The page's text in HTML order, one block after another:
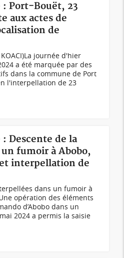
Port-Bouët, 23
aux actes de
de
journée d'hier
a été marquée par des
dans la commune de Port
l'interpellation de 23
Descente de la
fumoir à Abobo,
interpellation de
dans un fumoir à
opération des éléments
d’Abobo dans un
2024 a permis la saisie